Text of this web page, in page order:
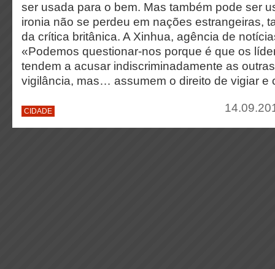
ser usada para o bem. Mas também pode ser
ironia não se perdeu em nações estrangeiras,
da crítica britânica. A Xinhua, agência de
«Podemos questionar-nos porque é que os
tendem a acusar indiscriminadamente as
vigilância, mas… assumem o direito de vigiar e
CIDADE